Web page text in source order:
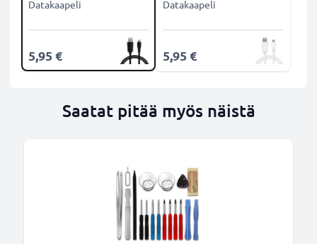
Datakaapeli
5,95 €
Datakaapeli
5,95 €
Saatat pitää myös näistä